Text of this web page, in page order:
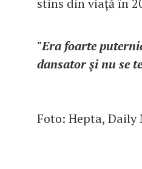
stins din viaţă în
"Era foarte
dansator şi nu se
Foto: Hepta, Daily